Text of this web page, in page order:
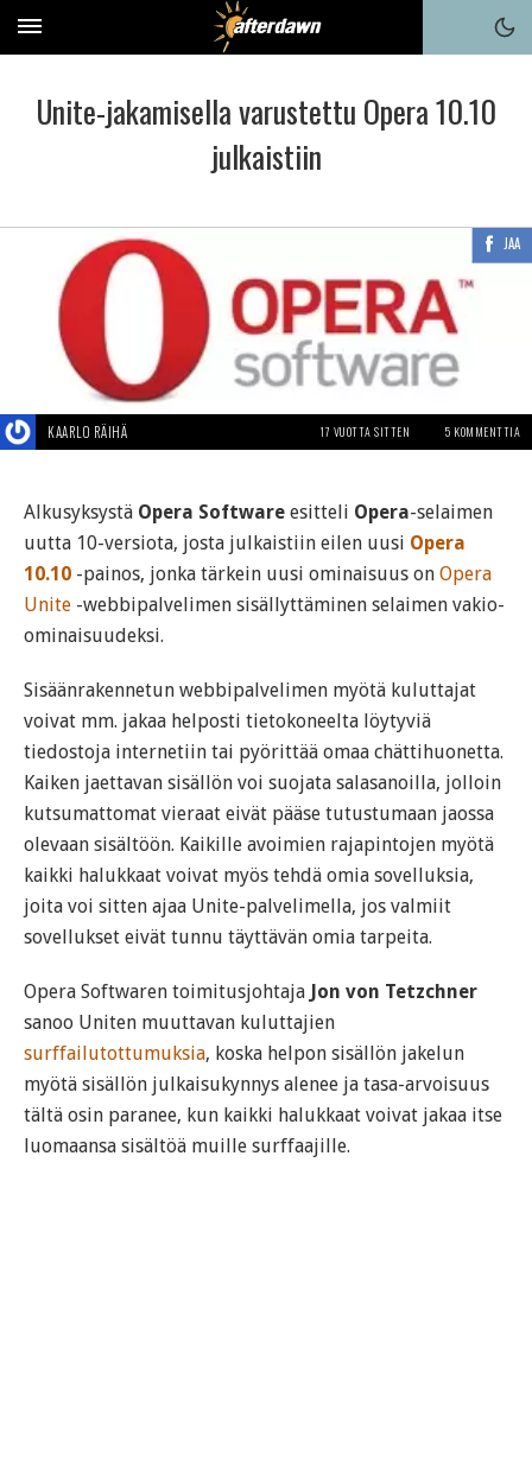
Unite-jakamisella varustettu Opera 10.10
julkaistiin
JAA
KAARLO RÄIHÄ 17 VUOTTA SITTEN 5 KOMMENTTIA
Alkusyksystä Opera Software esitteli Opera-selaimen
uutta 10-versiota, josta julkaistiin eilen uusi Opera
10.10 -painos, jonka tärkein uusi ominaisuus on Opera
Unite -webbipalvelimen sisällyttäminen selaimen vakio-
ominaisuudeksi.
Sisäänrakennetun webbipalvelimen myötä kuluttajat
voivat mm. jakaa helposti tietokoneelta löytyviä
tiedostoja internetiin tai pyörittää omaa chättihuonetta.
Kaiken jaettavan sisällön voi suojata salasanoilla, jolloin
kutsumattomat vieraat eivät pääse tutustumaan jaossa
olevaan sisältöön. Kaikille avoimien rajapintojen myötä
kaikki halukkaat voivat myös tehdä omia sovelluksia,
joita voi sitten ajaa Unite-palvelimella, jos valmiit
sovellukset eivät tunnu täyttävän omia tarpeita.
Opera Softwaren toimitusjohtaja Jon von Tetzchner
sanoo Uniten muuttavan kuluttajien
surffailutottumuksia, koska helpon sisällön jakelun
myötä sisällön julkaisukynnys alenee ja tasa-arvoisuus
tältä osin paranee, kun kaikki halukkaat voivat jakaa itse
luomaansa sisältöä muille surffaajille.